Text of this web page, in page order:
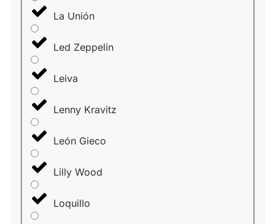
La Unión
Led Zeppelin
Leiva
Lenny Kravitz
León Gieco
Lilly Wood
Loquillo